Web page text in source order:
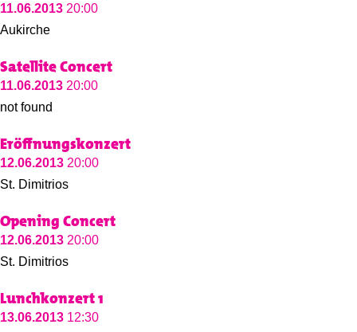
11.06.2013 20:00
Aukirche
Satellite Concert
11.06.2013 20:00
not found
Eröffnungskonzert
12.06.2013 20:00
St. Dimitrios
Opening Concert
12.06.2013 20:00
St. Dimitrios
Lunchkonzert 1
13.06.2013 12:30